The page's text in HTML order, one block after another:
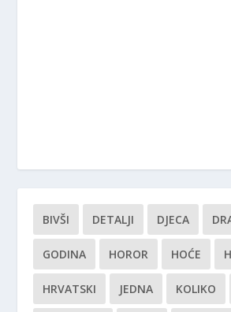
BIVŠI DETALJI DJECA
GODINA HOROR HOĆE
HRVATSKI JEDNA KOLIKO